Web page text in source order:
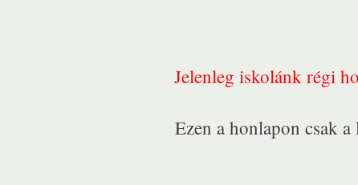
Jelenleg iskolánk régi
Ezen a honlapon csak